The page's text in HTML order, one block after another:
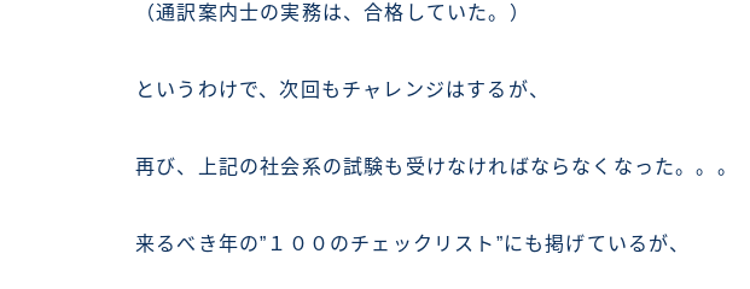
（通訳案内士の実務は、合格していた。）
というわけで、次回もチャレンジはするが、
再び、上記の社会系の試験も受けなければならなくなった。。。
来るべき年の”１００のチェックリスト”にも掲げているが、